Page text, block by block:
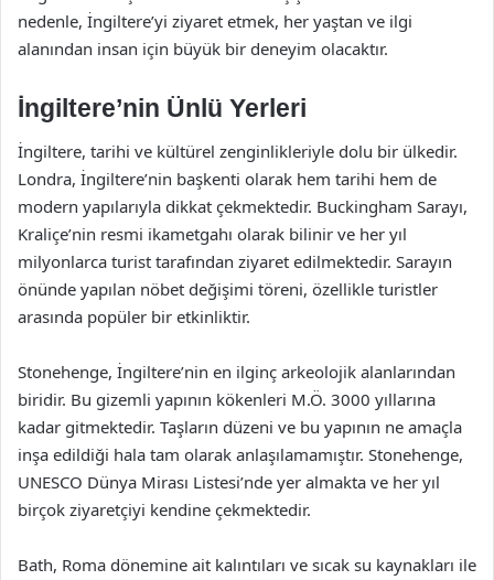
nedenle, İngiltere’yi ziyaret etmek, her yaştan ve ilgi
alanından insan için büyük bir deneyim olacaktır.
İngiltere’nin Ünlü Yerleri
İngiltere, tarihi ve kültürel zenginlikleriyle dolu bir ülkedir.
Londra, İngiltere’nin başkenti olarak hem tarihi hem de
modern yapılarıyla dikkat çekmektedir. Buckingham Sarayı,
Kraliçe’nin resmi ikametgahı olarak bilinir ve her yıl
milyonlarca turist tarafından ziyaret edilmektedir. Sarayın
önünde yapılan nöbet değişimi töreni, özellikle turistler
arasında popüler bir etkinliktir.
Stonehenge, İngiltere’nin en ilginç arkeolojik alanlarından
biridir. Bu gizemli yapının kökenleri M.Ö. 3000 yıllarına
kadar gitmektedir. Taşların düzeni ve bu yapının ne amaçla
inşa edildiği hala tam olarak anlaşılamamıştır. Stonehenge,
UNESCO Dünya Mirası Listesi’nde yer almakta ve her yıl
birçok ziyaretçiyi kendine çekmektedir.
Bath, Roma dönemine ait kalıntıları ve sıcak su kaynakları ile